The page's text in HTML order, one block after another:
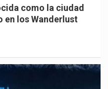
como la ciudad
en los Wanderlust